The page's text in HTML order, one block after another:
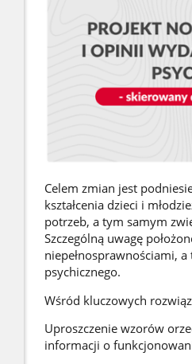
Celem zmian jest
kształcenia dzieci i
potrzeb, a tym samym
Szczególną uwagę
niepełnosprawnościami,
psychicznego.
Wśród kluczowych
Uproszczenie wzorów
informacji o